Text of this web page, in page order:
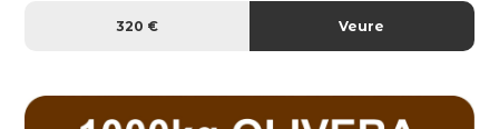
320 € Veure